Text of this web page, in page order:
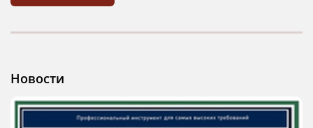
Новости